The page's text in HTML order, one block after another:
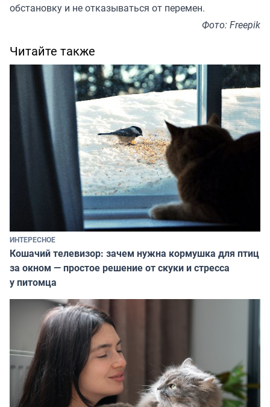
обстановку и не отказываться от перемен.
Фото: Freepik
Читайте также
ИНТЕРЕСНОЕ
Кошачий телевизор: зачем нужна кормушка для птиц
за окном — простое решение от скуки и стресса
у питомца